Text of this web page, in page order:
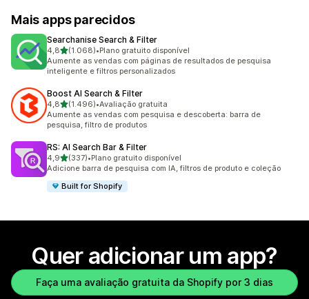
Mais apps parecidos
Searchanise Search & Filter
4,8de 5 estrelas
(1.068)
1068 avaliações ao todo
•Plano gratuito disponível
Aumente as vendas com páginas de resultados de pesquisa
inteligente e filtros personalizados
Boost AI Search & Filter
4,8de 5 estrelas
(1.496)
1496 avaliações ao todo
•Avaliação gratuita
Aumente as vendas com pesquisa e descoberta: barra de
pesquisa, filtro de produtos
RS: AI Search Bar & Filter
4,9de 5 estrelas
(337)
337 avaliações ao todo
•Plano gratuito disponível
Adicione barra de pesquisa com IA, filtros de produto e coleção
Built for Shopify
Quer adicionar um app?
Faça uma avaliação gratuita da Shopify por 3 dias